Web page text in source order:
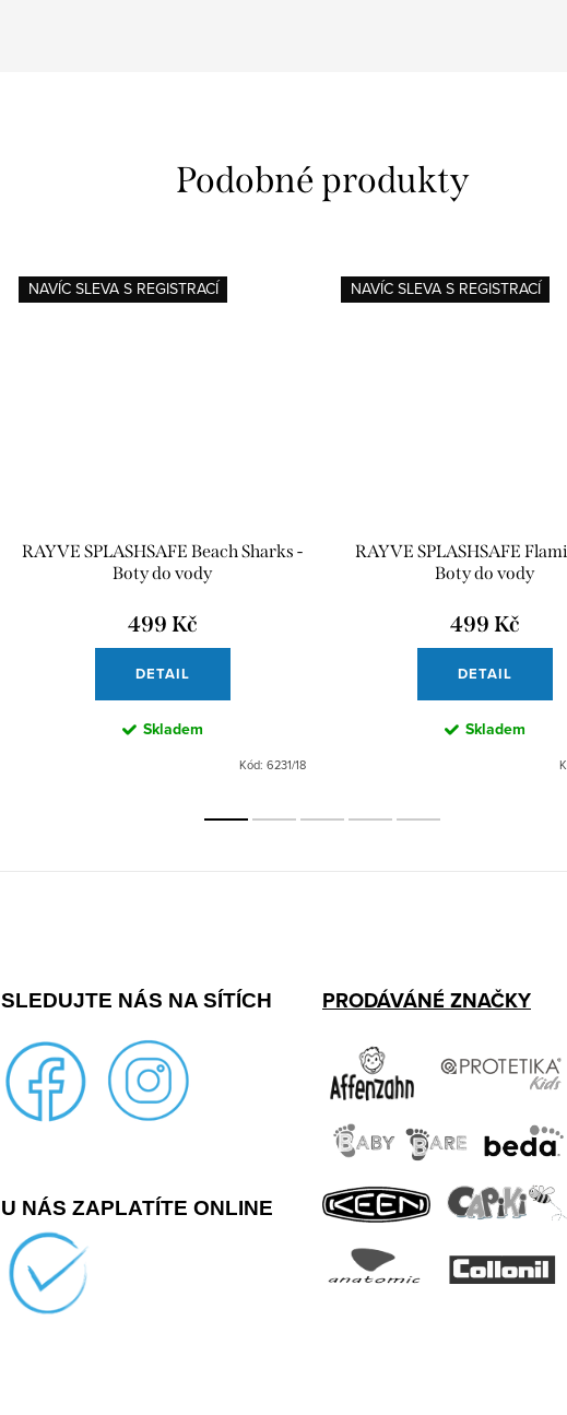
NAVÍC SLEVA S REGISTRACÍ
RAYVE SPLASHSAFE Beach Sharks -
Boty do vody
499 Kč
DETAIL
Skladem
Kód: 6231/18
NAVÍC SLEVA S REGISTRACÍ
RAYVE SPLASHSAFE
Boty do vody
499 Kč
DETAIL
Skladem
SLEDUJTE NÁS NA SÍTÍCH
U NÁS ZAPLATÍTE ONLINE
PRODÁVÁNÉ ZNAČKY